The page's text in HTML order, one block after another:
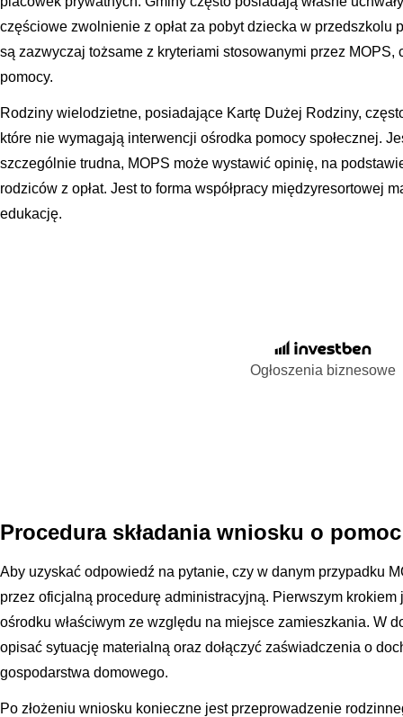
częściowe zwolnienie z opłat za pobyt dziecka w przedszkolu
są zazwyczaj tożsame z kryteriami stosowanymi przez MOPS,
pomocy.
Rodziny wielodzietne, posiadające Kartę Dużej Rodziny,
które nie wymagają interwencji ośrodka pomocy społecznej.
szczególnie trudna, MOPS może wystawić opinię, na
rodziców z opłat. Jest to forma współpracy międzyresortowej
edukację.
Ogłoszenia biznesowe
Procedura składania wniosku o
Aby uzyskać odpowiedź na pytanie, czy w danym przypadku
przez oficjalną procedurę administracyjną. Pierwszym krokiem
ośrodku właściwym ze względu na miejsce zamieszkania. W
opisać sytuację materialną oraz dołączyć zaświadczenia o
gospodarstwa domowego.
Po złożeniu wniosku konieczne jest przeprowadzenie